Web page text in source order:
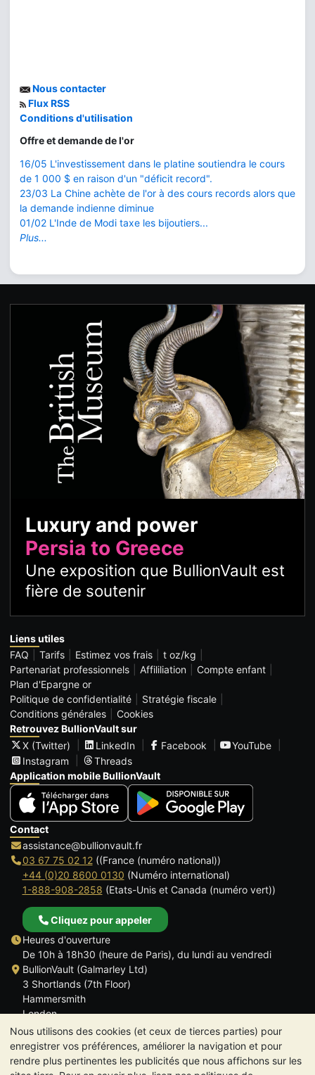
Nous utilisons des cookies (et ceux de tierces parties) pour
enregistrer vos préférences, améliorer la navigation et pour
rendre plus pertinentes les publicités que nous affichons sur les
Nous contacter
Flux RSS
Conditions d'utilisation
Offre et demande de l'or
16/05 L'investissement dans le platine soutiendra le cours
de 1 000 $ en raison d'un "déficit record".
23/03 La Chine achète de l'or à des cours records alors que
la demande indienne diminue
01/02 L'Inde de Modi taxe les bijoutiers...
Plus...
Luxury and power
Persia to Greece
Une exposition que BullionVault est
fière de soutenir
Liens utiles
FAQ
Tarifs Estimez vos frais
t oz/kg
Partenariat professionnels
Affililiation
Compte enfant
Plan d'Epargne or
Politique de confidentialité
Stratégie fiscale
Conditions générales
Cookies
Retrouvez BullionVault sur
X (Twitter)
LinkedIn Facebook
YouTube
Instagram
Threads
Application mobile BullionVault
Contact
assistance@bullionvault.fr
03 67 75 02 12((France (numéro national))
+44 (0)20 8600 0130 (Numéro international)
1-888-908-2858 (Etats-Unis et Canada (numéro vert))
Cliquez pour appeler
Heures d'ouverture
De 10h à 18h30 (heure de Paris), du lundi au vendredi
BullionVault (Galmarley Ltd)
3 Shortlands (7th Floor)
Hammersmith
London
W6 8DA
ROYAUME UNI